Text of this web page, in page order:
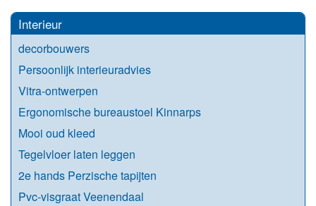
Interieur
decorbouwers
Persoonlijk interieuradvies
Vitra-ontwerpen
Ergonomische bureaustoel Kinnarps
Mooi oud kleed
Tegelvloer laten leggen
2e hands Perzische tapijten
Pvc-visgraat Veenendaal